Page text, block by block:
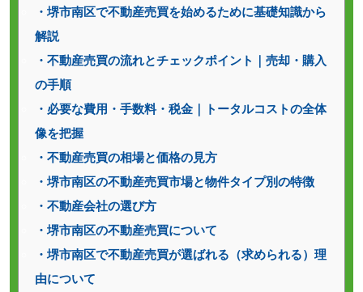
・堺市南区で不動産売買を始めるために基礎知識から
解説
・不動産売買の流れとチェックポイント｜売却・購入
の手順
・必要な費用・手数料・税金｜トータルコストの全体
像を把握
・不動産売買の相場と価格の見方
・堺市南区の不動産売買市場と物件タイプ別の特徴
・不動産会社の選び方
・堺市南区の不動産売買について
・堺市南区で不動産売買が選ばれる（求められる）理
由について